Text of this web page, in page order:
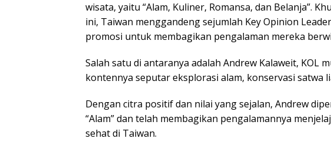
wisata, yaitu “Alam, Kuliner, Romansa, dan Belanja”.
ini, Taiwan menggandeng sejumlah Key Opinion
promosi untuk membagikan pengalaman mereka
Salah satu di antaranya adalah Andrew Kalaweit, KOL
kontennya seputar eksplorasi alam, konservasi satwa
Dengan citra positif dan nilai yang sejalan, Andrew
“Alam” dan telah membagikan pengalamannya
sehat di Taiwan.